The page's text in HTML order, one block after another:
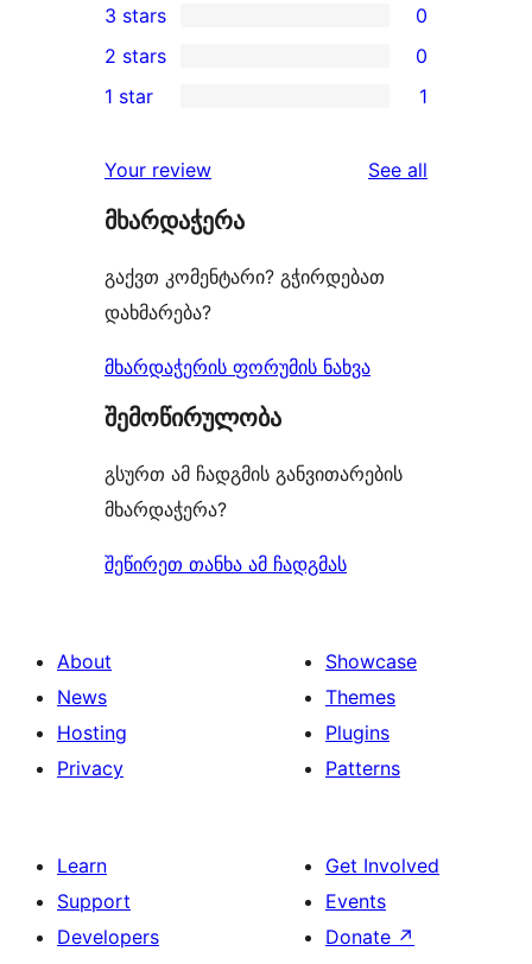
star
reviews
4-
star
reviews
0
3-
star
3 stars 0
2-
reviews
2 stars 0
star
review
1 star 1
Your review See all
მხარდაჭერა
გაქვთ კომენტარი? გჭირდებათ
დახმარება?
მხარდაჭერის ფორუმის ნახვა
შემოწირულობა
გსურთ ამ ჩადგმის განვითარების
მხარდაჭერა?
შეწირეთ თანხა ამ ჩადგმას
About
News
Hosting
Privacy
Showcase
Themes
Plugins
Patterns
Learn
Support
Developers
Get Involved
Events
Donate ↗